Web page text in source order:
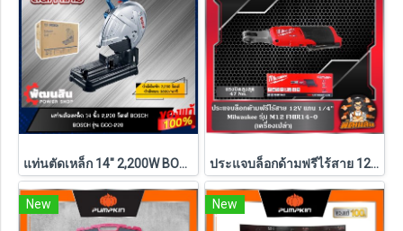
แท่นตัดเหล็ก 14" 2,200W BOSCH รุ่น GCO 220 (รับประกันศูนย์ 1 ปี) ประแจบล็อกด้ามฟรีไร้สาย 12V 1/4" รุ่น M12 FHIR14-0 (เครื่องเปล่า)
New New